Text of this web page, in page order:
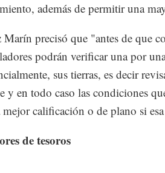
además de permitir una
Marín precisó que "antes de que
podrán verificar una por
sus tierras, es decir
y en todo caso las condiciones
calificación o de plano si
de tesoros